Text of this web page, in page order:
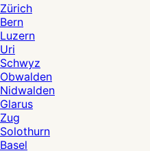
Zürich
Bern
Luzern
Uri
Schwyz
Obwalden
Nidwalden
Glarus
Zug
Solothurn
Basel